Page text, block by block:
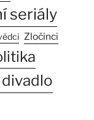
seriály
Zločinci